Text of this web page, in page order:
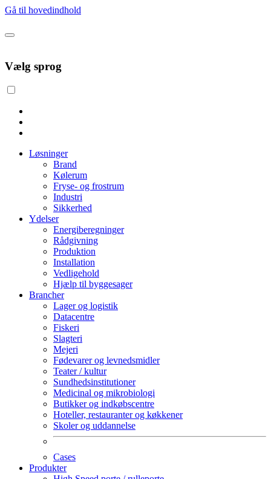
Gå til hovedindhold
Vælg sprog
Løsninger
Brand
Kølerum
Fryse- og frostrum
Industri
Sikkerhed
Ydelser
Energiberegninger
Rådgivning
Produktion
Installation
Vedligehold
Hjælp til byggesager
Brancher
Lager og logistik
Datacentre
Fiskeri
Slagteri
Mejeri
Fødevarer og levnedsmidler
Teater / kultur
Sundhedsinstitutioner
Medicinal og mikrobiologi
Butikker og indkøbscentre
Hoteller, restauranter og køkkener
Skoler og uddannelse
Cases
Produkter